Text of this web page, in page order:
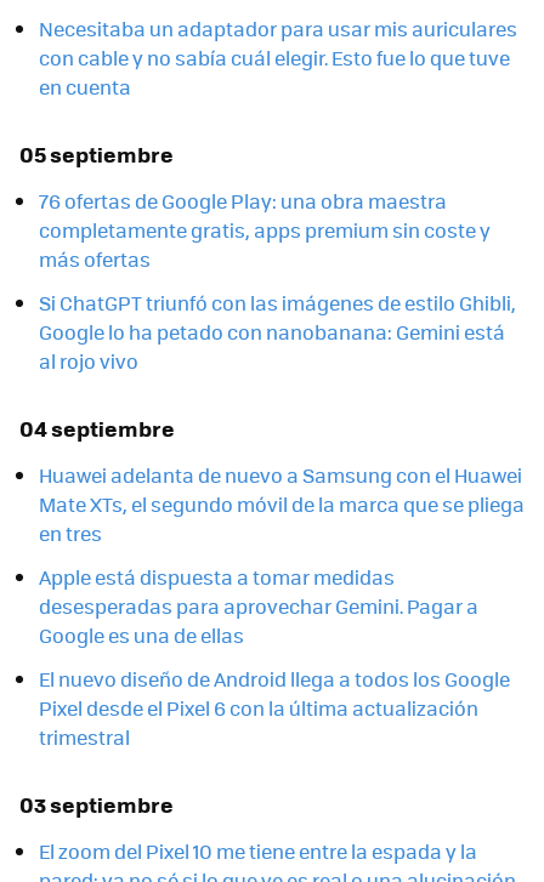
Necesitaba un adaptador para usar mis auriculares
con cable y no sabía cuál elegir. Esto fue lo que tuve
en cuenta
05 septiembre
76 ofertas de Google Play: una obra maestra
completamente gratis, apps premium sin coste y
más ofertas
Si ChatGPT triunfó con las imágenes de estilo Ghibli,
Google lo ha petado con nanobanana: Gemini está
al rojo vivo
04 septiembre
Huawei adelanta de nuevo a Samsung con el Huawei
Mate XTs, el segundo móvil de la marca que se pliega
en tres
Apple está dispuesta a tomar medidas
desesperadas para aprovechar Gemini. Pagar a
Google es una de ellas
El nuevo diseño de Android llega a todos los Google
Pixel desde el Pixel 6 con la última actualización
trimestral
03 septiembre
El zoom del Pixel 10 me tiene entre la espada y la